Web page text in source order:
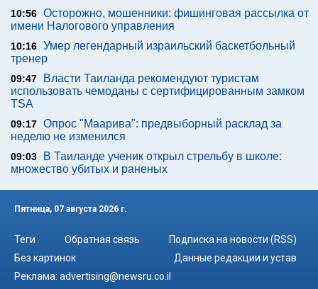
10:56 Осторожно, мошенники: фишинговая рассылка от
имени Налогового управления
10:16 Умер легендарный израильский баскетбольный
тренер
09:47
Власти Таиланда рекомендуют туристам
использовать чемоданы с сертифицированным замком
TSA
09:17 Опрос "Mаарива": предвыборный расклад за
неделю не изменился
09:03
В Таиланде ученик открыл стрельбу в школе:
множество убитых и раненых
Пятница, 07 августа 2026 г.
Теги Обратная связь
Подписка на новости (RSS)
Без картинок
Данные редакции и устав
Реклама: advertising@newsru.co.il